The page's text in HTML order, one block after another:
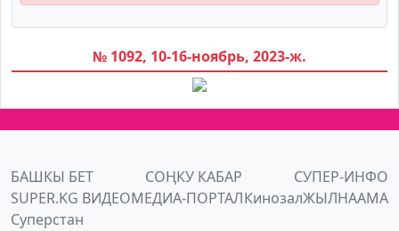
№ 1092, 10-16-ноябрь, 2023-ж.
БАШКЫ БЕТ СОҢКУ КАБАР
СУПЕР-ИНФО
SUPER.KG ВИДЕОМЕДИА-ПОРТАЛКинозалЖЫЛНААМА
Суперстан